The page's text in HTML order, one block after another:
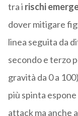
tra i rischi
dover mitigare
linea seguita da
secondo e terzo
gravità da 0 a
più spinta
attack ma anche